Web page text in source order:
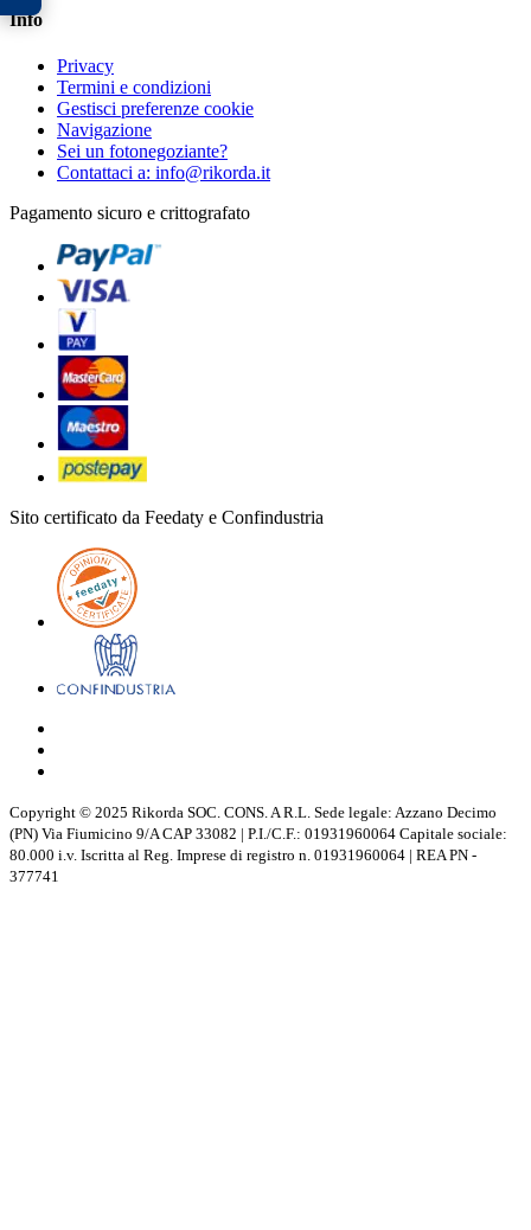
Info
Privacy
Termini e condizioni
Gestisci preferenze cookie
Navigazione
Sei un fotonegoziante?
Contattaci a: info@rikorda.it
Pagamento sicuro e crittografato
Sito certificato da Feedaty e Confindustria
Copyright © 2025 Rikorda SOC. CONS. A R.L. Sede legale: Azzano Decimo
(PN) Via Fiumicino 9/A CAP 33082 | P.I./C.F.: 01931960064 Capitale sociale:
80.000 i.v. Iscritta al Reg. Imprese di registro n. 01931960064 | REA PN -
377741